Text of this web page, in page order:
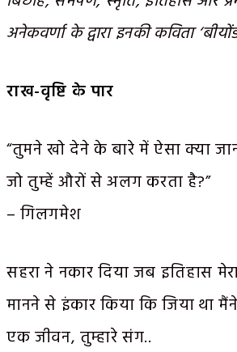
अनेकवर्णा के द्वारा इनकी कविता
राख-वृष्टि के पार
“तुमने खो देने के बारे में ऐसा क्या
जो तुम्हें औरों से अलग करता है?”
– गिलगमेश
सहरा ने नकार दिया जब इतिहास
मानने से इंकार किया कि जिया था
एक जीवन, तुम्हारे संग..